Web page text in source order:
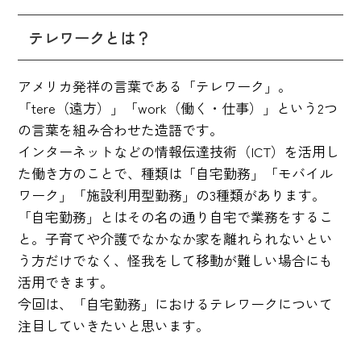
テレワークとは？
アメリカ発祥の言葉である「テレワーク」。
「tere（遠方）」「work（働く・仕事）」という2つ
の言葉を組み合わせた造語です。
インターネットなどの情報伝達技術（ICT）を活用し
た働き方のことで、種類は「自宅勤務」「モバイル
ワーク」「施設利用型勤務」の3種類があります。
「自宅勤務」とはその名の通り自宅で業務をするこ
と。子育てや介護でなかなか家を離れられないとい
う方だけでなく、怪我をして移動が難しい場合にも
活用できます。
今回は、「自宅勤務」におけるテレワークについて
注目していきたいと思います。